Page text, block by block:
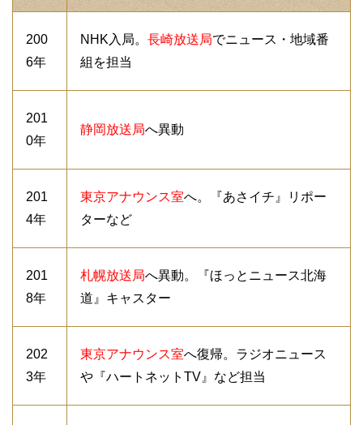
200
6年
NHK入局。 長崎放送局でニュース・地域番
組を担当
201
0年
静岡放送局へ異動
201
4年
東京アナウンス室へ。『あさイチ』リポー
ターなど
201
8年
札幌放送局へ異動。『ほっとニュース北海
道』キャスター
202
3年
東京アナウンス室へ復帰。ラジオニュース
や『ハートネットTV』など担当